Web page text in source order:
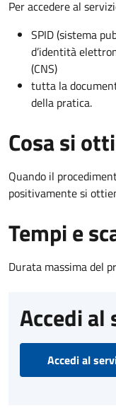
Per accedere al
SPID (sistema
d’identità
(CNS)
tutta la
della pratica.
Cosa si
Quando il
positivamente si
Tempi e
Durata massima del
Accedi al
Accedi al